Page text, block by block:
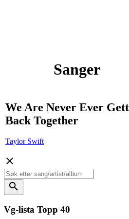
Sanger
We Are Never Ever
Back Together
Taylor Swift
close
search
Vg-lista Topp 40